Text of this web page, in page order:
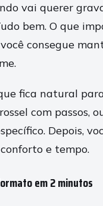
vai querer
bem. O que
consegue
fica natural
com passos,
Depois,
e tempo.
em 2 minutos